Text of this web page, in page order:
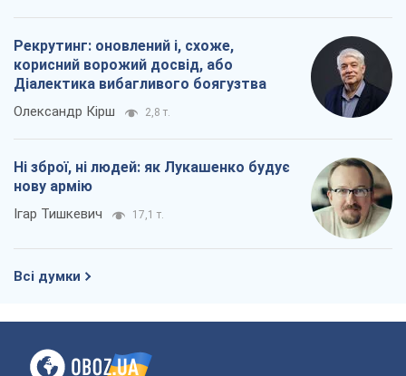
Рекрутинг: оновлений і, схоже,
корисний ворожий досвід, або
Діалектика вибагливого боягузтва
Олександр Кірш 2,8 т.
Ні зброї, ні людей: як Лукашенко будує
нову армію
Ігар Тишкевич 17,1 т.
Всі думки